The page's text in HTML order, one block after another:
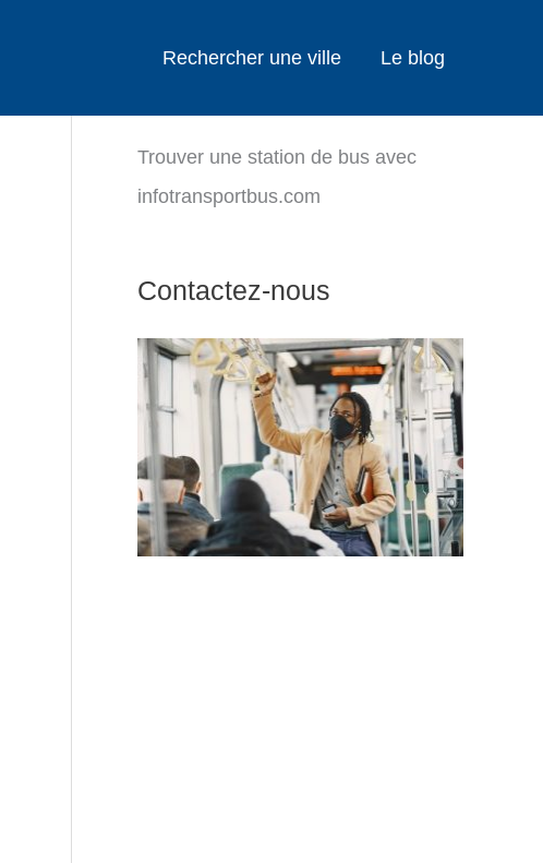
Rechercher une ville Le blog
Trouver une station de bus avec
infotransportbus.com
Contactez-nous